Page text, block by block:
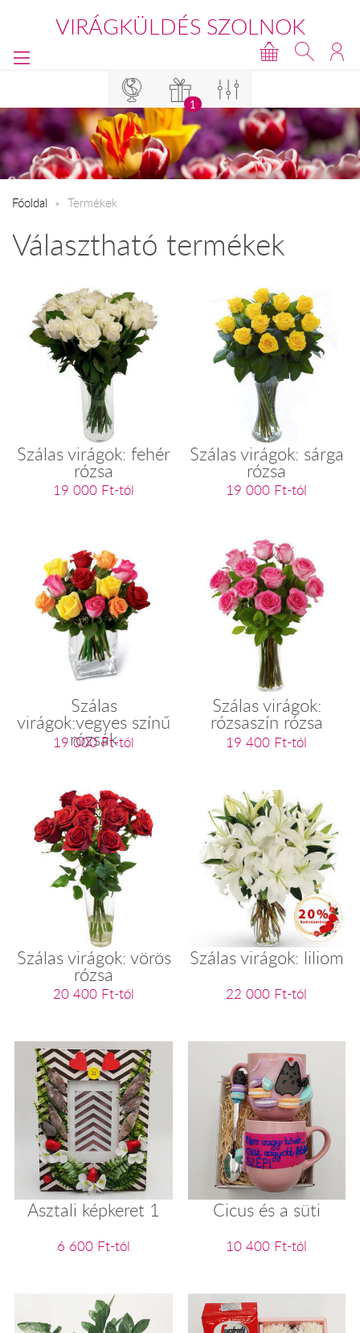
VIRÁGKÜLDÉS SZOLNOK
1
Főoldal Termékek
Választható termékek
Szálas virágok: fehér
rózsa
19 000 Ft-tól
Szálas virágok: sárga
rózsa
19 000 Ft-tól
Szálas
virágok:vegyes színű
rózsák
19 000 Ft-tól
Szálas virágok:
rózsaszín rózsa
19 400 Ft-tól
Szálas virágok: vörös
rózsa
20 400 Ft-tól
Szálas virágok: liliom
22 000 Ft-tól
Asztali képkeret 1
6 600 Ft-tól
Cicus és a süti
10 400 Ft-tól